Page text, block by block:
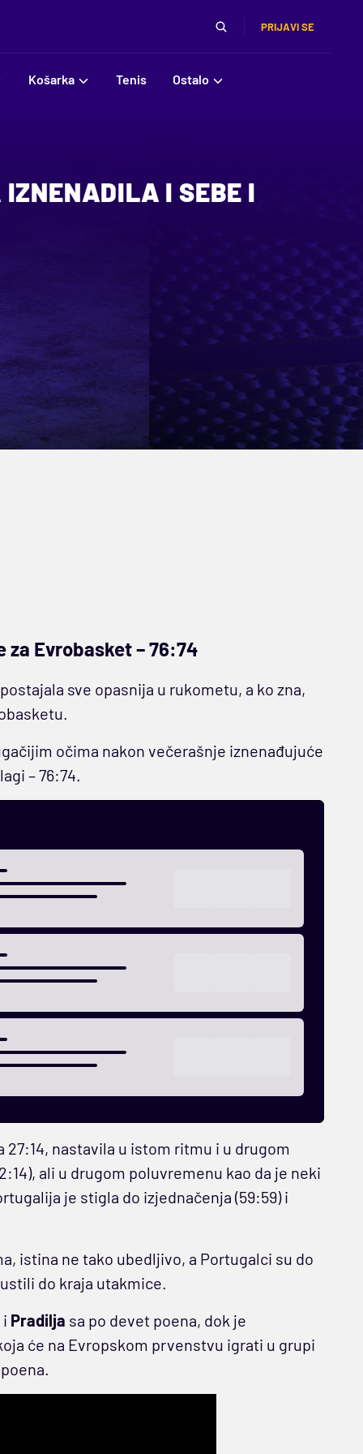
PRIJAVI SE
Košarka Tenis Ostalo
I SEBE I
Evrobasket – 76:74
sve opasnija u rukometu, a ko zna,
očima nakon večerašnje iznenađujuće
– 76:74.
nastavila u istom ritmu i u drugom
ali u drugom poluvremenu kao da je neki
je stigla do izjednačenja (59:59) i
istina ne tako ubedljivo, a Portugalci su do
do kraja utakmice.
i Pradilja sa po devet poena, dok je
će na Evropskom prvenstvu igrati u grupi